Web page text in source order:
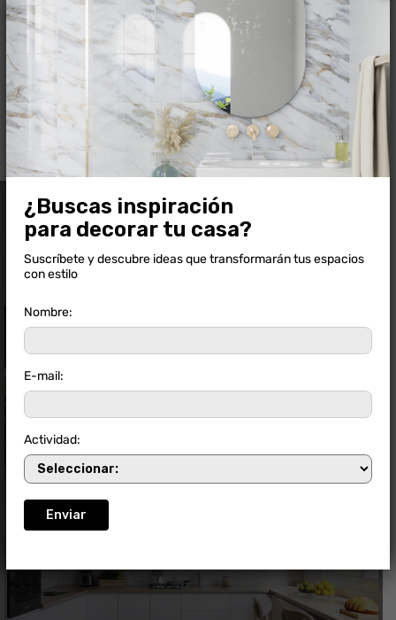
Ambientes para inspirarse
Area comercial
¿Buscas inspiración
para decorar tu casa?
Suscríbete y descubre ideas que transformarán tus espacios
con estilo
Nombre:
E-mail:
Actividad: